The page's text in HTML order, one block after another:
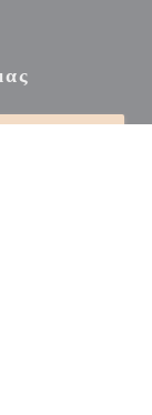
σε νέο παράθυρο))
((ανοίγει σε νέο